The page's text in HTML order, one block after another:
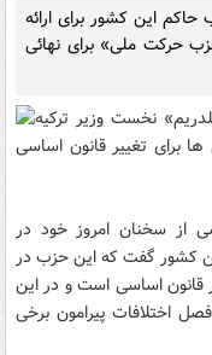
این کشور برای ارائه
حرکت ملی» برای نهائی
نخست وزیر ترکیه
ها برای تغییر قانون اساسی
از سخنان امروز خود در
کشور گفت که این حزب در
اساسی است و در این
اختلافات پیرامون برخی